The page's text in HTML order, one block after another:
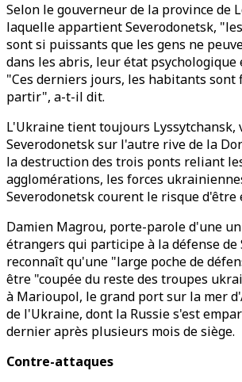
Selon le gouverneur de la province de
laquelle appartient Severodonetsk,
sont si puissants que les gens ne
dans les abris, leur état psychologique
"Ces derniers jours, les habitants
partir", a-t-il dit.
L'Ukraine tient toujours
Severodonetsk sur l'autre rive de la
la destruction des trois ponts reliant
agglomérations, les forces
Severodonetsk courent le risque d'être
Damien Magrou, porte-parole d'une
étrangers qui participe à la défense de
reconnaît qu'une "large poche de
être "coupée du reste des troupes
à Marioupol, le grand port sur la mer
de l'Ukraine, dont la Russie s'est
dernier après plusieurs mois de siège.
Contre-attaques